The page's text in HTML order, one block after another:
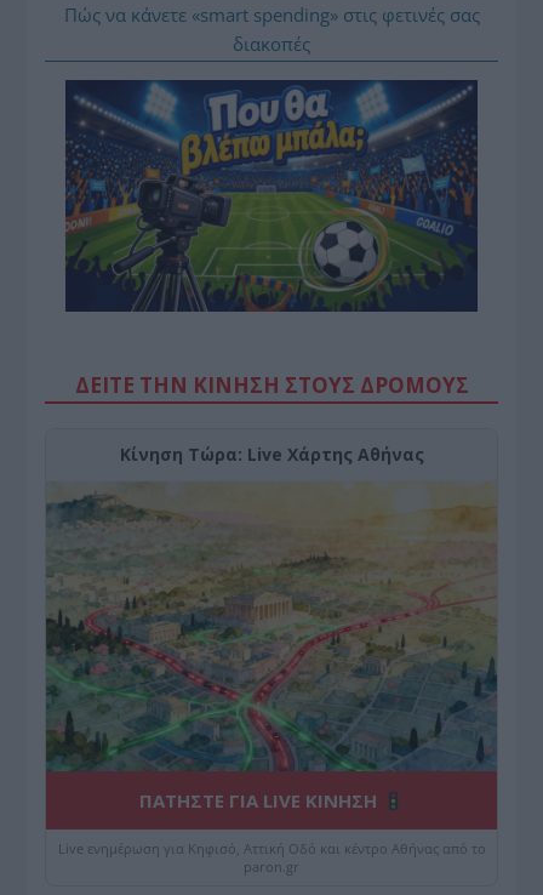
Πώς να κάνετε «smart spending» στις φετινές σας
διακοπές
ΔΕΙΤΕ ΤΗΝ ΚΙΝΗΣΗ ΣΤΟΥΣ ΔΡΌΜΟΥΣ
Κίνηση Τώρα: Live Χάρτης Αθήνας
ΠΑΤΗΣΤΕ ΓΙΑ LIVE ΚΙΝΗΣΗ
Live ενημέρωση για Κηφισό, Αττική Οδό και κέντρο Αθήνας από το
paron.gr